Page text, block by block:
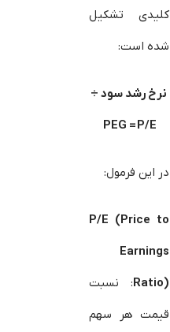
کلیدی تشکیل
شده است:
نرخ رشد سود ÷
PEG = P/E
در این فرمول:
P/E (Price to
Earnings
Ratio): نسبت
قیمت هر سهم